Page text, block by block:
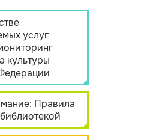
услуг
культуры
Правила